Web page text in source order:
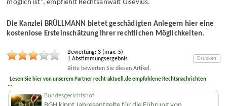
Die Kanzlei BRÜLLMANN bietet geschädigten Anlegern hier eine
Bewertung:3(max.5)
1Abstimmungsergebnis
Bitte bewerten Sie diesen Artikel.
Lesen Sie hier von unserem Partner recht-aktuell.de empfohlene Rechtsnachrichten
...
Bundesgerichtshof